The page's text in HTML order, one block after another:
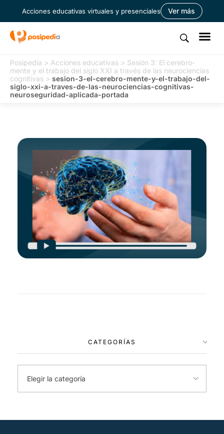
Acciones educativas virtuales y presenciales Ver más
Posipedia > Acciones educativas > Sesión 3: El cerebro-
mente y el trabajo del siglo XXI a través de las neurociencias
cognitivas > sesion-3-el-cerebro-mente-y-el-trabajo-del-
siglo-xxi-a-traves-de-las-neurociencias-cognitivas-
neuroseguridad-aplicada-portada
CATEGORÍAS